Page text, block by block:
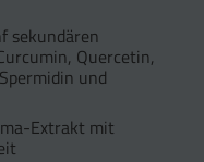
sekundären
Quercetin,
und
Extrakt mit